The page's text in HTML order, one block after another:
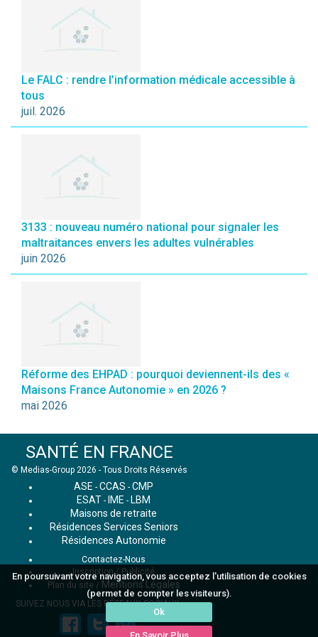
En poursuivant votre navigation, vous acceptez l'utilisation de cookies
(permet de compter les visiteurs).
Ok
Le FALC : rendre l’information médicale accessible à
tous
juil. 2026
3133 : nouveau numéro national pour signaler les
maltraitances envers les adultes vulnérables
juin 2026
Réforme des EHPAD : pourquoi deviennent-ils des «
Maisons France Autonomie » en 2026 ?
mai 2026
SANTÉ EN FRANCE
© Medias-Group 2026 - Tous Droits Réservés
ASE - CCAS - CMP
ESAT - IME - LBM
Maisons de retraite
Résidences Services Seniors
Résidences Autonomie
Contactez-Nous
Inscription / Publicité
Plan du site / Mentions Légales
SUIVEZ NOUS VIA LES RÉSEAUX SOCIAUX :